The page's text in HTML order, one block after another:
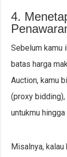
4.
Sebelum kamu
batas harga
Auction, kamu
(proxy bidding),
untukmu
Misalnya,